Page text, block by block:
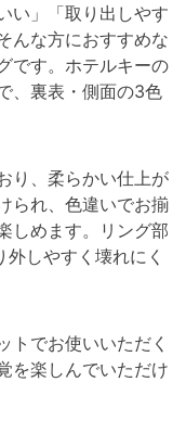
い」「取り出しやす
んな方におすすめな
です。ホテルキーの
、裏表・側面の3色
り、柔らかい仕上が
られ、色違いでお揃
しめます。リング部
しやすく壊れにく
トでお使いいただく
を楽しんでいただけ